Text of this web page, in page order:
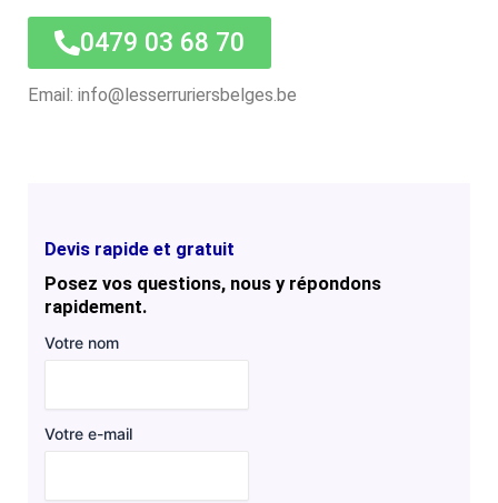
0479 03 68 70
Email: info@lesserruriersbelges.be
Devis rapide et gratuit
Posez vos questions, nous y répondons
rapidement.
Votre nom
Votre e-mail